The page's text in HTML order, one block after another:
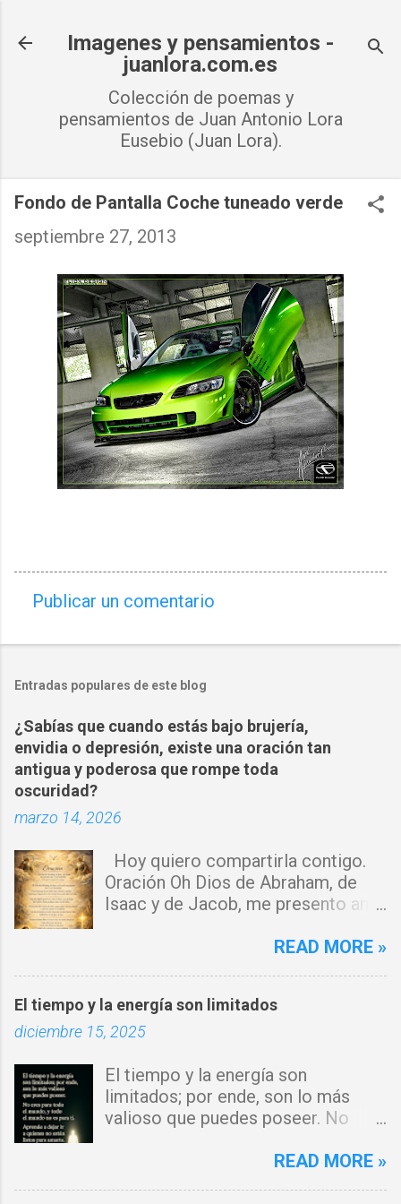
Imagenes y pensamientos -
juanlora.com.es
Colección de poemas y
pensamientos de Juan Antonio Lora
Eusebio (Juan Lora).
Fondo de Pantalla Coche tuneado verde
septiembre 27, 2013
o
e
n
t
a
r
i
s
Publicar un comentario
Entradas populares de este blog
¿Sabías que cuando estás bajo brujería,
envidia o depresión, existe una oración tan
antigua y poderosa que rompe toda
oscuridad?
marzo 14, 2026
Hoy quiero compartirla contigo.
Oración Oh Dios de Abraham, de
Isaac y de Jacob, me presento ante
por donde haya entrado la maldad.
Que tus ángeles guerreros cuiden
mi hogar y que el fuego del Espíritu
alrededor. Por el poder del Cordero
de Dios, rompo cadenas, destruyo
amarres y anulo toda palabra de
envidia o depresión, envíala al
READ MORE »
El tiempo y la energía son limitados
diciembre 15, 2025
El tiempo y la energía son
limitados; por ende, son lo más
valioso que puedes poseer. No
mundo no es para ti. Aprende a
READ MORE »